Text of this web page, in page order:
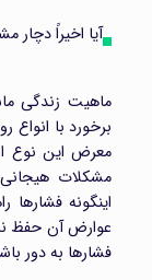
آیا اخیراً
ماهیت زندگی
برخورد با انواع
معرض این نوع
مشکلات
اینگونه
عوارض آن حفظ
فشارها به دور